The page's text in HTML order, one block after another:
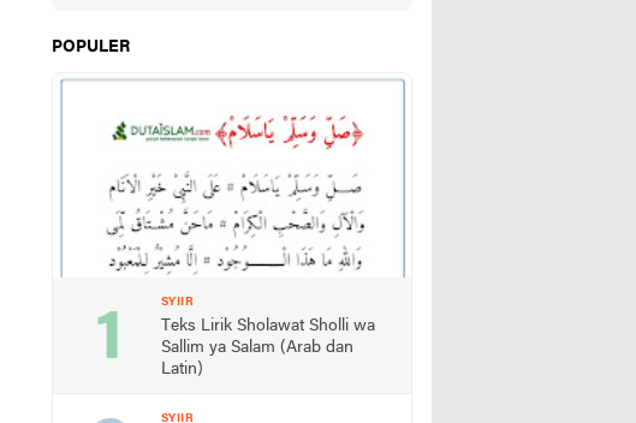
POPULER
SYIIR
Teks Lirik Sholawat Sholli wa
Sallim ya Salam (Arab dan
Latin)
SYIIR